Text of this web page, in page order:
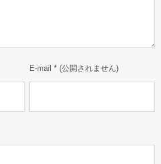
E-mail * (公開されません)